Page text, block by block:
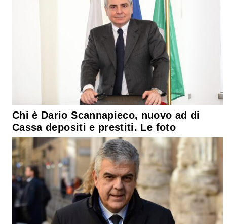
Chi è Dario Scannapieco, nuovo ad di
Cassa depositi e prestiti. Le foto